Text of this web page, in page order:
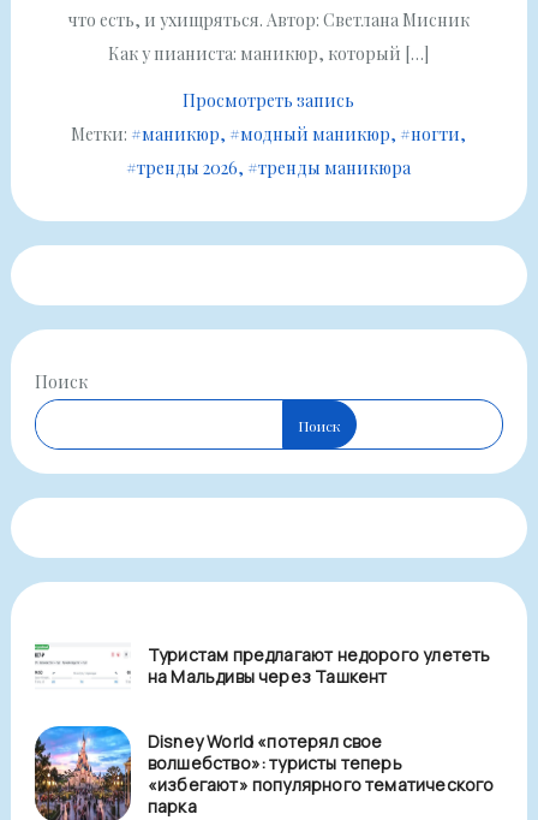
что есть, и ухищряться. Автор: Светлана Мисник
Как у пианиста: маникюр, который […]
Просмотреть запись
Метки: #маникюр #модный маникюр #ногти
#тренды 2026 #тренды маникюра
Поиск
Поиск
Туристам предлагают недорого улететь
на Мальдивы через Ташкент
Disney World «потерял свое
волшебство»: туристы теперь
«избегают» популярного тематического
парка